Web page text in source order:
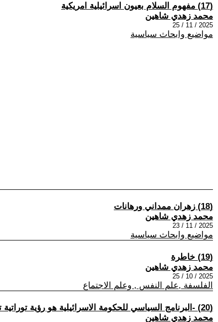
(17) مفهوم السلام بعيون اسرائيلية امريكية
محمد زهدي شاهين
2025 / 11 / 25
مواضيع وابحاث سياسية
(18) زهران ممداني ورهانات
محمد زهدي شاهين
2025 / 11 / 23
مواضيع وابحاث سياسية
(19) خاطرة
محمد زهدي شاهين
2025 / 10 / 25
الفلسفة ,علم النفس , وعلم الاجتماع
(20) -البرنامج السياسي للحكومة الاسرائيلية هو رؤية توراتية تلمودية-
محمد زهدي شاهين